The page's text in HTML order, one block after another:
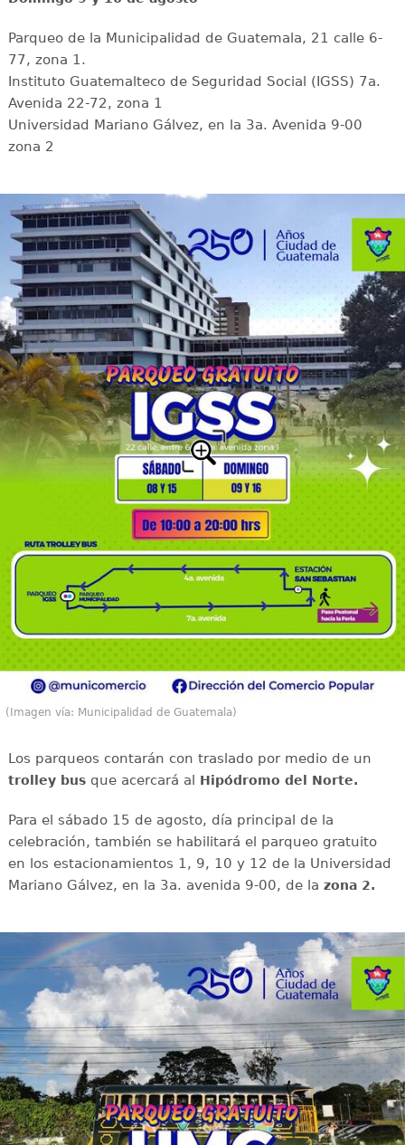
Parqueo de la Municipalidad de Guatemala, 21 calle 6-
77, zona 1.
Instituto Guatemalteco de Seguridad Social (IGSS) 7a.
Avenida 22-72, zona 1
Universidad Mariano Gálvez, en la 3a. Avenida 9-00
zona 2
(Imagen vía: Municipalidad de Guatemala)
Los parqueos contarán con traslado por medio de un
trolley busque acercará al Hipódromo del Norte.
Para el sábado 15 de agosto, día principal de la
celebración, también se habilitará el parqueo gratuito
en los estacionamientos 1, 9, 10 y 12 de la Universidad
Mariano Gálvez, en la 3a. avenida 9-00, de la zona 2.